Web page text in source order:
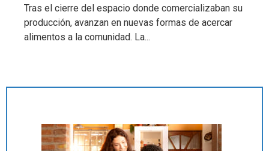
Tras el cierre del espacio donde comercializaban su
producción, avanzan en nuevas formas de acercar
alimentos a la comunidad. La...